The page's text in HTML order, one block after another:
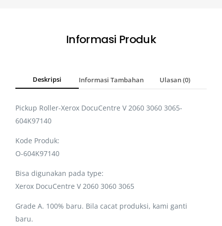
Informasi Produk
Deskripsi Informasi Tambahan Ulasan (0)
Pickup Roller-Xerox DocuCentre V 2060 3060 3065-
604K97140
Kode Produk:
O-604K97140
Bisa digunakan pada type:
Xerox DocuCentre V 2060 3060 3065
Grade A. 100% baru. Bila cacat produksi, kami ganti
baru.